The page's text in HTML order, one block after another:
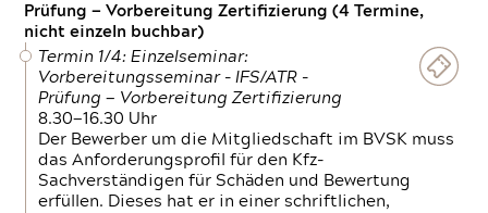
Prüfung — Vorbereitung Zertifizierung (4 Termine,
nicht einzeln buchbar)
Termin 1/4: Einzelseminar:
Vorbereitungsseminar - IFS/ATR -
Prüfung — Vorbereitung Zertifizierung
8.30—16.30 Uhr
Der Bewerber um die Mitgliedschaft im BVSK muss
das Anforderungsprofil für den Kfz-
Sachverständigen für Schäden und Bewertung
erfüllen. Dieses hat er in einer schriftlichen,